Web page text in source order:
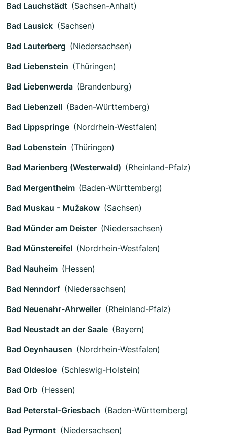
Bad Lauchstädt (Sachsen-Anhalt)
Bad Lausick (Sachsen)
Bad Lauterberg (Niedersachsen)
Bad Liebenstein (Thüringen)
Bad Liebenwerda (Brandenburg)
Bad Liebenzell (Baden-Württemberg)
Bad Lippspringe (Nordrhein-Westfalen)
Bad Lobenstein (Thüringen)
Bad Marienberg (Westerwald) (Rheinland-Pfalz)
Bad Mergentheim (Baden-Württemberg)
Bad Muskau - Mužakow (Sachsen)
Bad Münder am Deister (Niedersachsen)
Bad Münstereifel (Nordrhein-Westfalen)
Bad Nauheim (Hessen)
Bad Nenndorf (Niedersachsen)
Bad Neuenahr-Ahrweiler (Rheinland-Pfalz)
Bad Neustadt an der Saale (Bayern)
Bad Oeynhausen (Nordrhein-Westfalen)
Bad Oldesloe (Schleswig-Holstein)
Bad Orb (Hessen)
Bad Peterstal-Griesbach (Baden-Württemberg)
Bad Pyrmont (Niedersachsen)